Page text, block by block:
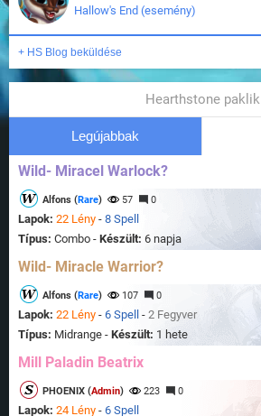
Hallow's End (esemény)
+ HS Blog beküldése
Hearthstone paklik
Legújabbak
Wild- Miracel Warlock?
Alfons (Rare) 57 0
Lapok: 22 Lény - 8 Spell
Típus: Combo - Készült: 6 napja
Wild- Miracle Warrior?
Alfons (Rare) 107 0
Lapok: 22 Lény - 6 Spell - 2 Fegyver
Típus: Midrange - Készült: 1 hete
Mill Paladin Beatrix
PHOENIX (Admin) 223 0
Lapok: 24 Lény - 6 Spell